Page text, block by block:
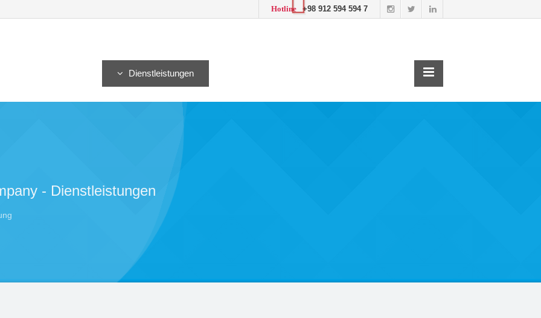
Hotline +98 912 594 594 7
Dienstleistungen
- Dienstleistungen